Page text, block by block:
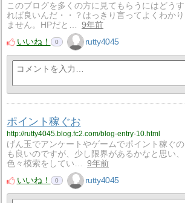
このブログを多くの方に見てもらうにはどうす
れば良いんだ・・？はっきり言ってよくわかり
ません。HPだと…
9年前
いいね！
0 rutty4045
ポイント稼ぐお
http://rutty4045.blog.fc2.com/blog-entry-10.html
げん玉でアンケートやゲームでポイント稼ぐの
も良いのですが、少し限界があるかなと思い、
色々模索をしてい…
9年前
いいね！
0 rutty4045